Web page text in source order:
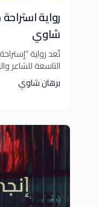
رواية
شاوي
تُعد رواية
التاسعة للشاعر
برهان شاوي